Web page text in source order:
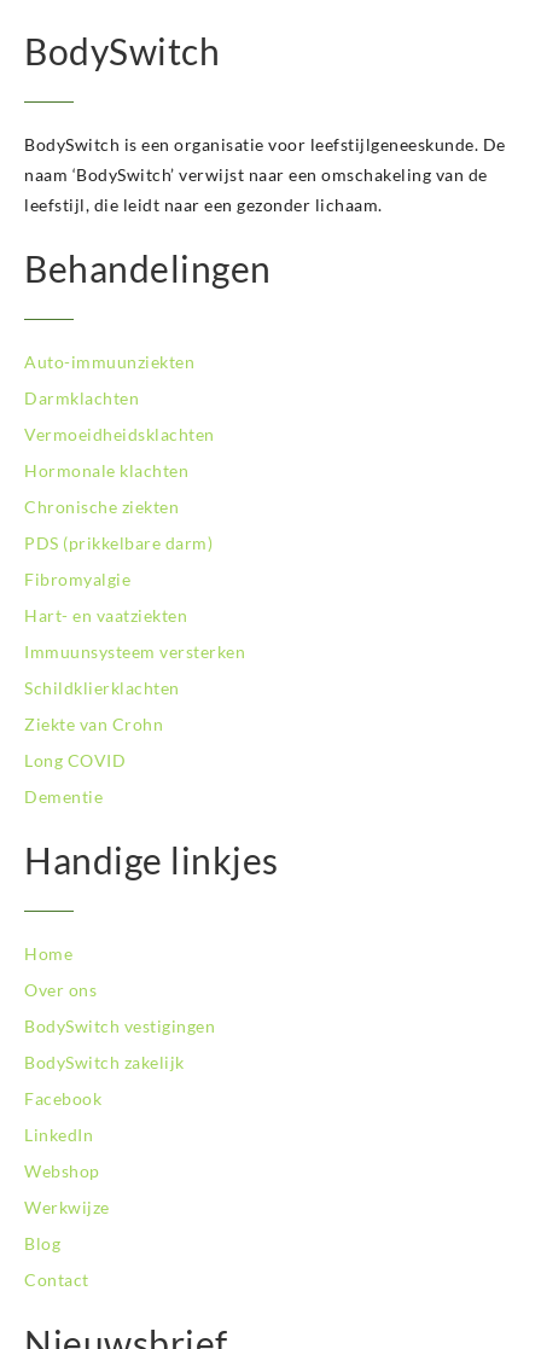
BodySwitch
BodySwitch is een organisatie voor leefstijlgeneeskunde. De
naam ‘BodySwitch’ verwijst naar een omschakeling van de
leefstijl, die leidt naar een gezonder lichaam.
Behandelingen
Auto-immuunziekten
Darmklachten
Vermoeidheidsklachten
Hormonale klachten
Chronische ziekten
PDS (prikkelbare darm)
Fibromyalgie
Hart- en vaatziekten
Immuunsysteem versterken
Schildklierklachten
Ziekte van Crohn
Long COVID
Dementie
Handige linkjes
Home
Over ons
BodySwitch vestigingen
BodySwitch zakelijk
Facebook
LinkedIn
Webshop
Werkwijze
Blog
Contact